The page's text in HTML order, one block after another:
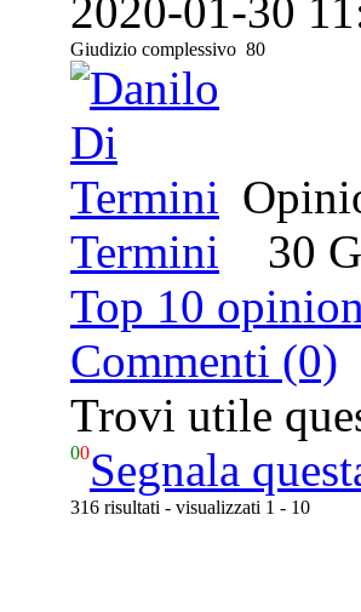
2020-01-30
Giudizio complessivo 80
Termini 30
Top 10
Commenti (0)
Trovi utile
00Segnala
316 risultati - visualizzati 1 - 10